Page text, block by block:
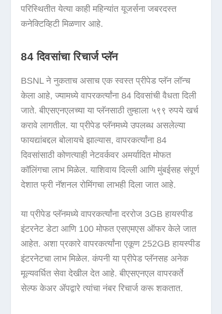
परिस्थितीत येत्या काही महिन्यांत यूजर्सना जबरदस्त
कनेक्टिव्हिटी मिळणार आहे.
84 दिवसांचा रिचार्ज प्लॅन
BSNL ने नुकताच असाच एक स्वस्त प्रीपेड प्लॅन लॉन्च
केला आहे, ज्यामध्ये वापरकर्त्यांना 84 दिवसांची वैधता दिली
जाते. बीएसएनएलच्या या प्लॅनसाठी तुम्हाला ५९९ रुपये खर्च
करावे लागतील. या प्रीपेड प्लॅनमध्ये उपलब्ध असलेल्या
फायद्यांबद्दल बोलायचे झाल्यास, वापरकर्त्यांना 84
दिवसांसाठी कोणत्याही नेटवर्कवर अमर्यादित मोफत
कॉलिंगचा लाभ मिळेल. याशिवाय दिल्ली आणि मुंबईसह संपूर्ण
देशात फ्री नॅशनल रोमिंगचा लाभही दिला जात आहे.
या प्रीपेड प्लॅनमध्ये वापरकर्त्यांना दररोज 3GB हायस्पीड
इंटरनेट डेटा आणि 100 मोफत एसएमएस ऑफर केले जात
आहेत. अशा प्रकारे वापरकर्त्यांना एकूण 252GB हायस्पीड
इंटरनेटचा लाभ मिळेल. कंपनी या प्रीपेड प्लॅनसह अनेक
मूल्यवर्धित सेवा देखील देत आहे. बीएसएनएल वापरकर्ते
सेल्फ केअर ॲपद्वारे त्यांचा नंबर रिचार्ज करू शकतात.